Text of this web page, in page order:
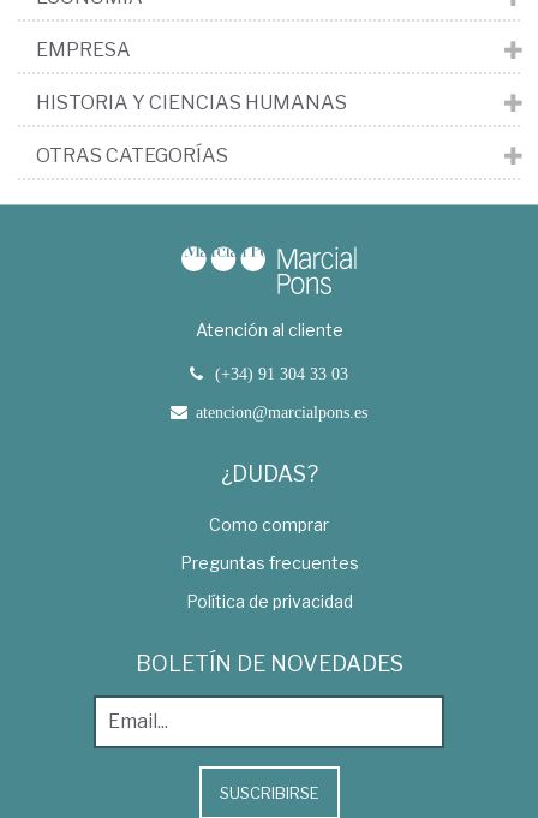
EMPRESA
HISTORIA Y CIENCIAS HUMANAS
OTRAS CATEGORÍAS
Atención al cliente
(+34) 91 304 33 03
atencion@marcialpons.es
¿DUDAS?
Como comprar
Preguntas frecuentes
Política de privacidad
BOLETÍN DE NOVEDADES
SUSCRIBIRSE